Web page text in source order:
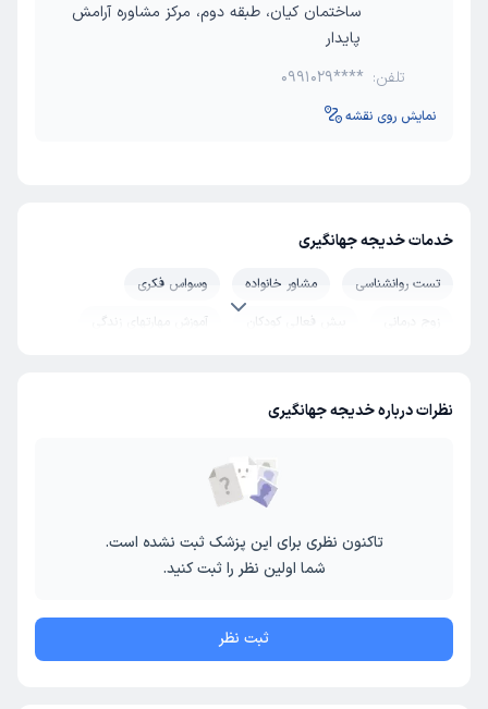
ساختمان کیان، طبقه دوم، مرکز مشاوره آرامش
پایدار
تلفن: 0991029****
نمایش روی نقشه
خدمات خدیجه جهانگیری
تست روانشناسی مشاور خانواده
وسواس فکری
زوج درمانی
بیش فعالی کودکان
آموزش مهارتهای زندگی
مشاوره حل تعارض ازدواج
نظرات درباره خدیجه جهانگیری
تاکنون نظری برای این پزشک ثبت نشده است.
شما اولین نظر را ثبت کنید.
ثبت نظر